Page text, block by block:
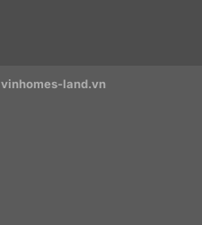
vinhomes-land.vn